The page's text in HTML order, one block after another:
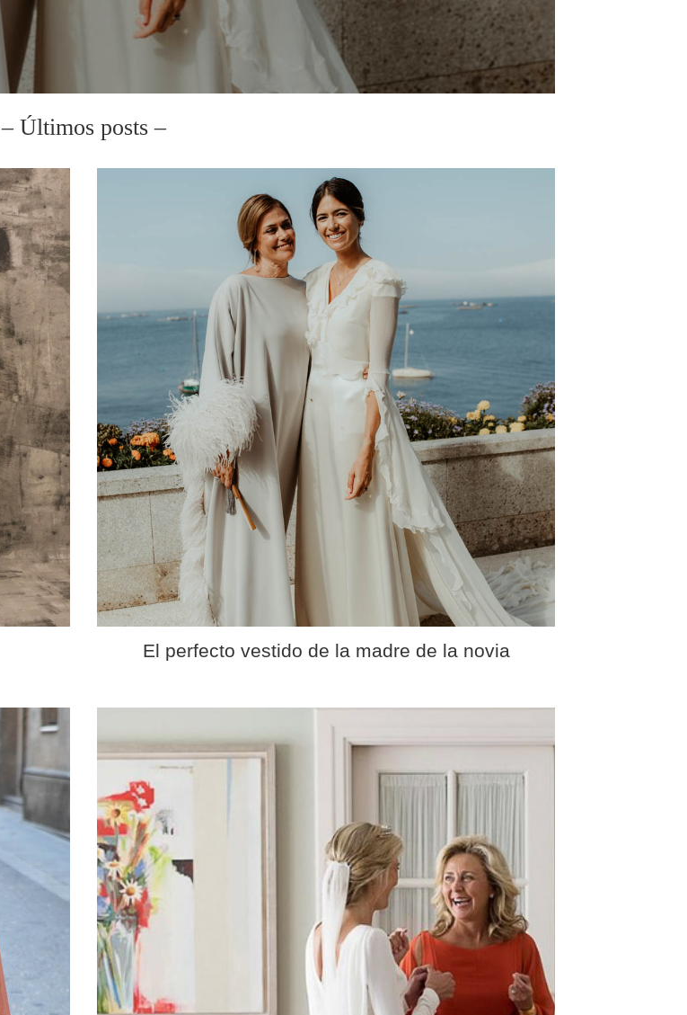
– Últimos posts –
El perfecto vestido de la madre de la novia